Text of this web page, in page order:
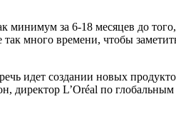
минимум за 6-18 месяцев до того,
много времени, чтобы
идет создании новых
директор L’Oréal по